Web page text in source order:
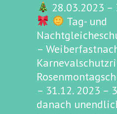
28.03.2023 –
Tag- und
–
– 31.12. 2023 –
danach